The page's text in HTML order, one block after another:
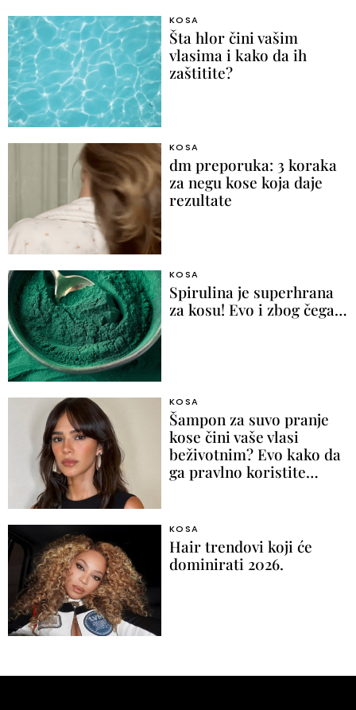
KOSA
Šta hlor čini vašim
vlasima i kako da ih
zaštitite?
KOSA
dm preporuka: 3 koraka
za negu kose koja daje
rezultate
KOSA
Spirulina je superhrana
za kosu! Evo i zbog čega…
KOSA
Šampon za suvo pranje
kose čini vaše vlasi
beživotnim? Evo kako da
ga pravlno koristite…
KOSA
Hair trendovi koji će
dominirati 2026.